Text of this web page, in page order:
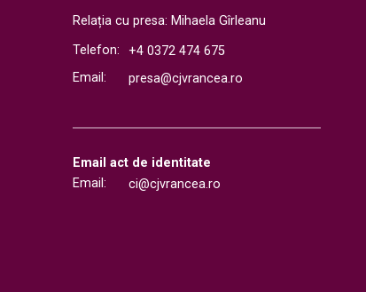
Relația cu presa: Mihaela Gîrleanu
Telefon:
+4 0372 474 675
Email:
presa@cjvrancea.ro
Email act de identitate
Email:
ci@cjvrancea.ro